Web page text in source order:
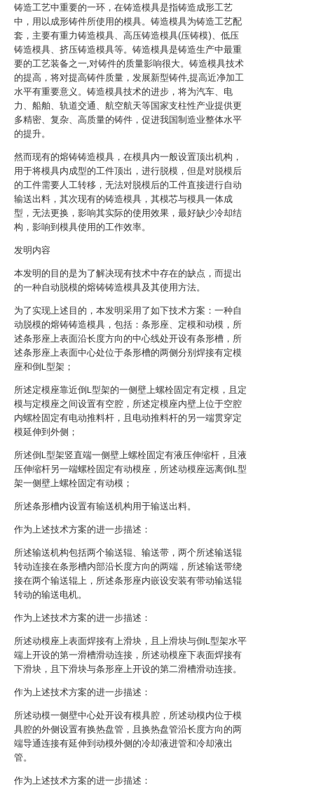
铸造工艺中重要的一环，在铸造模具是指铸造成形工艺
中，用以成形铸件所使用的模具。铸造模具为铸造工艺配
套，主要有重力铸造模具、高压铸造模具(压铸模)、低压
铸造模具、挤压铸造模具等。铸造模具是铸造生产中最重
要的工艺装备之一,对铸件的质量影响很大。铸造模具技术
的提高，将对提高铸件质量，发展新型铸件,提高近净加工
水平有重要意义。铸造模具技术的进步，将为汽车、电
力、船舶、轨道交通、航空航天等国家支柱性产业提供更
多精密、复杂、高质量的铸件，促进我国制造业整体水平
的提升。
然而现有的熔铸铸造模具，在模具内一般设置顶出机构，
用于将模具内成型的工件顶出，进行脱模，但是对脱模后
的工件需要人工转移，无法对脱模后的工件直接进行自动
输送出料，其次现有的铸造模具，其模芯与模具一体成
型，无法更换，影响其实际的使用效果，最好缺少冷却结
构，影响到模具使用的工作效率。
发明内容
本发明的目的是为了解决现有技术中存在的缺点，而提出
的一种自动脱模的熔铸铸造模具及其使用方法。
为了实现上述目的，本发明采用了如下技术方案：一种自
动脱模的熔铸铸造模具，包括：条形座、定模和动模，所
述条形座上表面沿长度方向的中心线处开设有条形槽，所
述条形座上表面中心处位于条形槽的两侧分别焊接有定模
座和倒L型架；
所述定模座靠近倒L型架的一侧壁上螺栓固定有定模，且定
模与定模座之间设置有空腔，所述定模座内壁上位于空腔
内螺栓固定有电动推料杆，且电动推料杆的另一端贯穿定
模延伸到外侧；
所述倒L型架竖直端一侧壁上螺栓固定有液压伸缩杆，且液
压伸缩杆另一端螺栓固定有动模座，所述动模座远离倒L型
架一侧壁上螺栓固定有动模；
所述条形槽内设置有输送机构用于输送出料。
作为上述技术方案的进一步描述：
所述输送机构包括两个输送辊、输送带，两个所述输送辊
转动连接在条形槽内部沿长度方向的两端，所述输送带绕
接在两个输送辊上，所述条形座内嵌设安装有带动输送辊
转动的输送电机。
作为上述技术方案的进一步描述：
所述动模座上表面焊接有上滑块，且上滑块与倒L型架水平
端上开设的第一滑槽滑动连接，所述动模座下表面焊接有
下滑块，且下滑块与条形座上开设的第二滑槽滑动连接。
作为上述技术方案的进一步描述：
所述动模一侧壁中心处开设有模具腔，所述动模内位于模
具腔的外侧设置有换热盘管，且换热盘管沿长度方向的两
端导通连接有延伸到动模外侧的冷却液进管和冷却液出
管。
作为上述技术方案的进一步描述：